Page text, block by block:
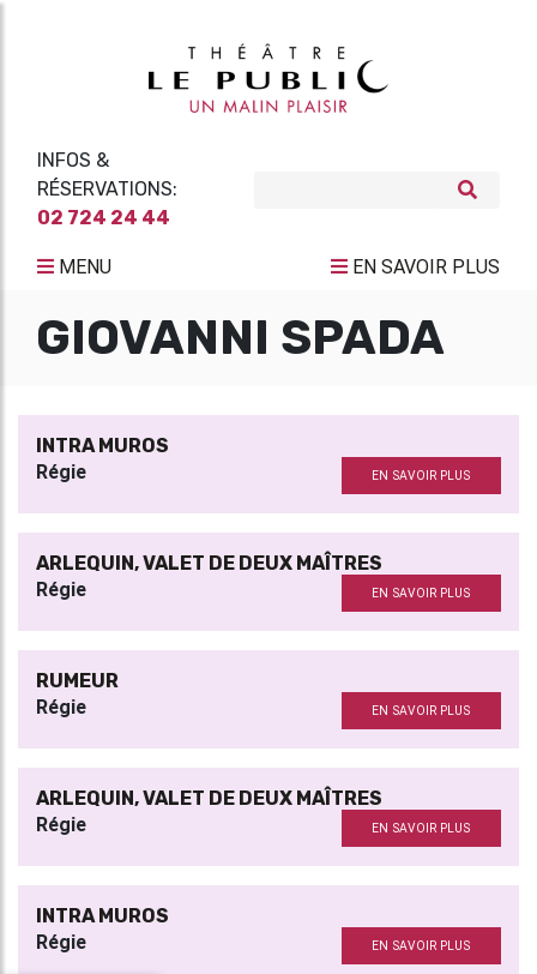
INFOS &
RÉSERVATIONS:
02 724 24 44
MENU EN SAVOIR PLUS
GIOVANNI SPADA
INTRA MUROS
Régie EN SAVOIR PLUS
ARLEQUIN, VALET DE DEUX MAÎTRES
Régie EN SAVOIR PLUS
RUMEUR
Régie EN SAVOIR PLUS
ARLEQUIN, VALET DE DEUX MAÎTRES
Régie EN SAVOIR PLUS
INTRA MUROS
Régie EN SAVOIR PLUS